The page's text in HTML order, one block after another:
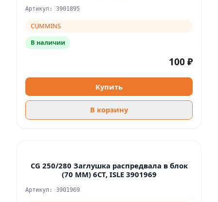
Артикул: 3901895
CUMMINS
В наличии
100 ₽
Купить
В корзину
CG 250/280 Заглушка распредвала в блок
(70 ММ) 6CT, ISLE 3901969
Артикул: 3901969